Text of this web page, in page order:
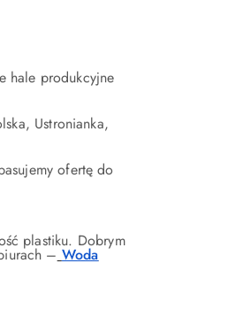
hale produkcyjne
Ustronianka,
ofertę do
plastiku. Dobrym
– Woda